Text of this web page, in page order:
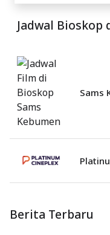
Jadwal Bioskop
Sams
Berita Terbaru